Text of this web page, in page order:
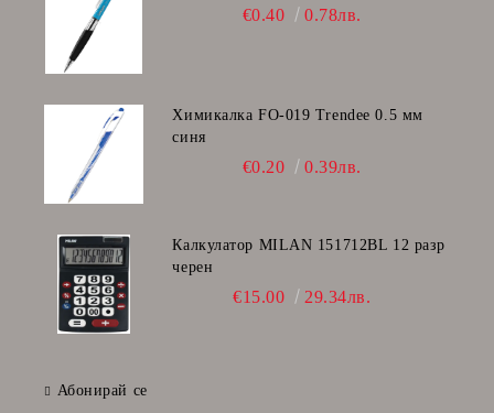
€0.40 0.78лв.
Химикалка FO-019 Trendee 0.5 мм
синя
€0.20 0.39лв.
Калкулатор MILAN 151712BL 12 разр
черен
€15.00 29.34лв.
Абонирай се